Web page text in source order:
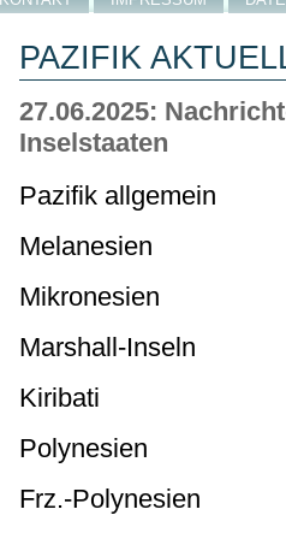
PAZIFIK
27.06.2025:
Inselstaaten
Pazifik allgemein
Melanesien
Mikronesien
Marshall-Inseln
Kiribati
Polynesien
Frz.-Polynesien